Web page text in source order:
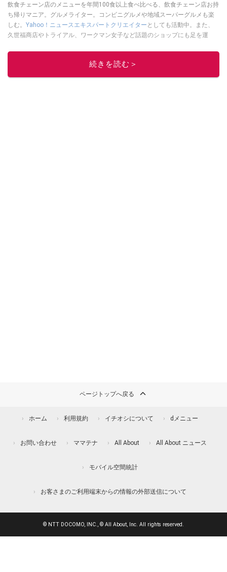
飲食チェーン店のメニューを年間100食以上食べ比べる、飲食チェーン店お持
ち帰りマニア。グルメライター。コンビニグルメや地域スーパーグルメも楽
しむ。 Yahoo！ニュースエキスパートクリエイター としても活動中。また、
久世福商店やトライアル、ワークマン女子など話題のショップにも足を運
「週刊プレイボーイ」、宝島社「おいしい！ シャトレーゼBOOK」などでグ
ルメライター、食の専門家として出演実績あり。
続きを読む＞
ページトップへ戻る
ホーム 利用規約 イチオシについて dメニュー
お問い合わせ ママテナ All About All About ニュース
モバイル空間統計
お客さまのご利用端末からの情報の外部送信について
© NTT DOCOMO, INC., © All About, Inc. All rights reserved.